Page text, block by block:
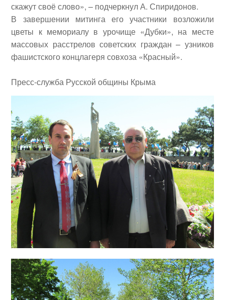
скажут своё слово», – подчеркнул А. Спиридонов.
В завершении митинга его участники возложили
цветы к мемориалу в урочище «Дубки», на месте
массовых расстрелов советских граждан – узников
фашистского концлагеря совхоза «Красный».
Пресс-служба Русской общины Крыма